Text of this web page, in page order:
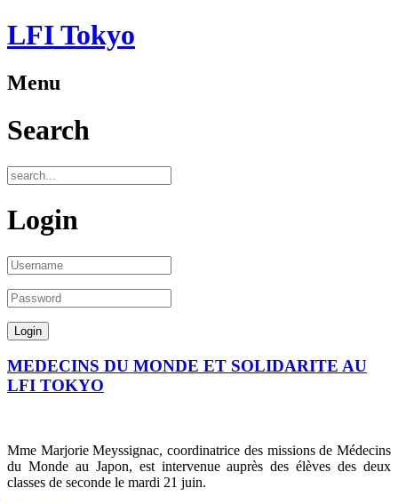
LFI Tokyo
Menu
Search
Login
MEDECINS DU MONDE ET SOLIDARITE AU
LFI TOKYO
Mme Marjorie Meyssignac, coordinatrice des missions de Médecins
du Monde au Japon, est intervenue auprès des élèves des deux
classes de seconde le mardi 21 juin.